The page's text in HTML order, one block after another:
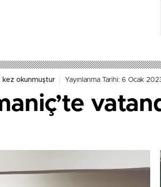
kez okunmuştur Yayınlanma Tarihi: 6 Ocak